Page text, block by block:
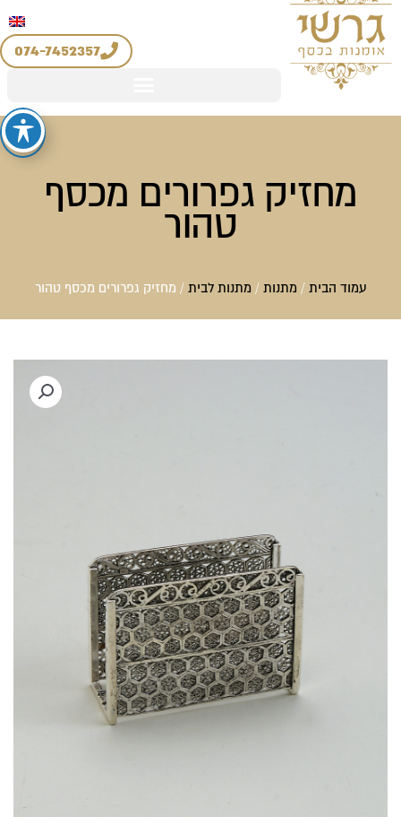
074-7452357
מחזיק גפרורים מכסף
טהור
עמוד הבית/ מתנות/ מתנות לבית/ מחזיק גפרורים מכסף טהור